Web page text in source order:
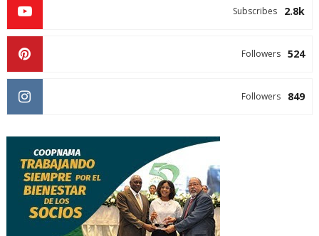
2.8k
Subscribes
524
Followers
849
Followers